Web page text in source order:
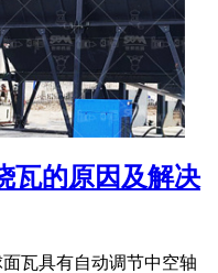
瓦的原因及解决
瓦具有自动调节中空轴